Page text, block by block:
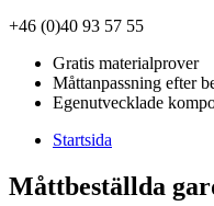
+46 (0)40 93 57 55
Gratis materialprover
Måttanpassning efter
Egenutvecklade
Startsida
Måttbeställda